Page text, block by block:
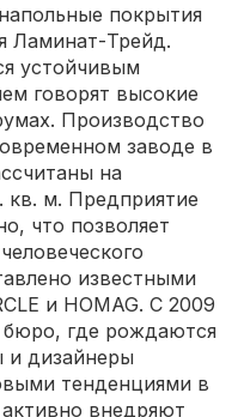
покрытия
Ламинат-Трейд.
устойчивым
говорят высокие
Производство
заводе в
на
м. Предприятие
что позволяет
известными
и HOMAG. С 2009
бюро, где рождаются
и дизайнеры
тенденциями в
внедряют